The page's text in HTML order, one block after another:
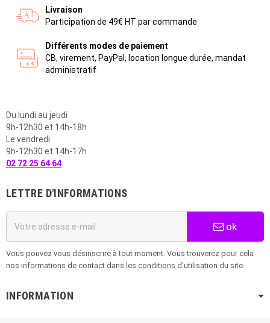
Livraison
Participation de 49€ HT par commande
Différents modes de paiement
CB, virement, PayPal, location longue durée, mandat
administratif
Du lundi au jeudi
9h-12h30 et 14h-18h
Le vendredi
9h-12h30 et 14h-17h
02 72 25 64 64
LETTRE D'INFORMATIONS
ok
Vous pouvez vous désinscrire à tout moment. Vous trouverez pour cela
nos informations de contact dans les conditions d'utilisation du site.
INFORMATION